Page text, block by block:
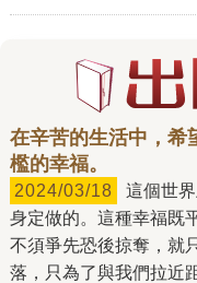
在辛苦的生活中，希
檻的幸福。
2024/03/18
身定做的。這種幸福既
不須爭先恐後掠奪，就
落，只為了與我們拉近